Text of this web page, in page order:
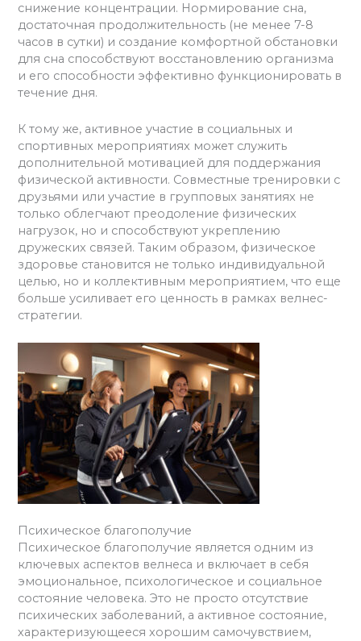
снижение концентрации. Нормирование сна,
достаточная продолжительность (не менее 7-8
часов в сутки) и создание комфортной обстановки
для сна способствуют восстановлению организма
и его способности эффективно функционировать в
течение дня.
К тому же, активное участие в социальных и
спортивных мероприятиях может служить
дополнительной мотивацией для поддержания
физической активности. Совместные тренировки с
друзьями или участие в групповых занятиях не
только облегчают преодоление физических
нагрузок, но и способствуют укреплению
дружеских связей. Таким образом, физическое
здоровье становится не только индивидуальной
целью, но и коллективным мероприятием, что еще
больше усиливает его ценность в рамках велнес-
стратегии.
Психическое благополучие
Психическое благополучие является одним из
ключевых аспектов велнеса и включает в себя
эмоциональное, психологическое и социальное
состояние человека. Это не просто отсутствие
психических заболеваний, а активное состояние,
характеризующееся хорошим самочувствием,